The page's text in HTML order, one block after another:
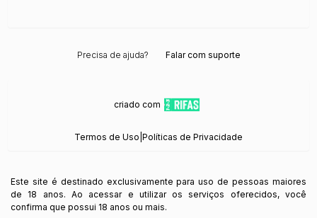
Precisa de ajuda? Falar com suporte
criado com
Termos de Uso Políticas de Privacidade
Este site é destinado exclusivamente para uso de pessoas maiores
de 18 anos. Ao acessar e utilizar os serviços oferecidos, você
confirma que possui 18 anos ou mais.